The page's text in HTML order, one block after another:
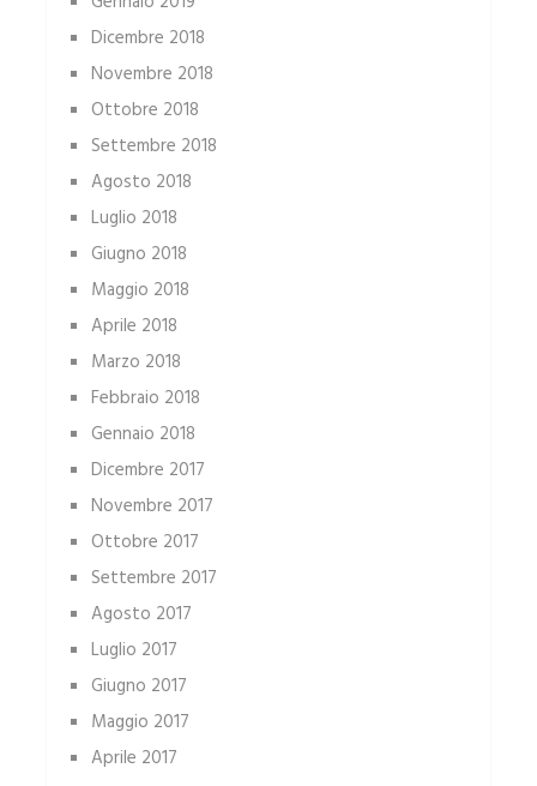
Dicembre 2018
Novembre 2018
Ottobre 2018
Settembre 2018
Agosto 2018
Luglio 2018
Giugno 2018
Maggio 2018
Aprile 2018
Marzo 2018
Febbraio 2018
Gennaio 2018
Dicembre 2017
Novembre 2017
Ottobre 2017
Settembre 2017
Agosto 2017
Luglio 2017
Giugno 2017
Maggio 2017
Aprile 2017